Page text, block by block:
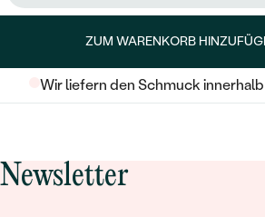
ZUM WARENKORB
Wir liefern den Schmuck innerhalb
Newsletter